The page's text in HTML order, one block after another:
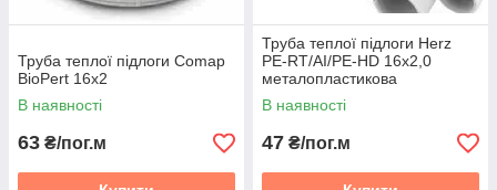
Труба теплої підлоги Comap
BioPert 16х2
В наявності
63 ₴/пог.м
Труба теплої підлоги Herz
PE-RT/AI/PE-HD 16x2,0
металопластикова
В наявності
47 ₴/пог.м